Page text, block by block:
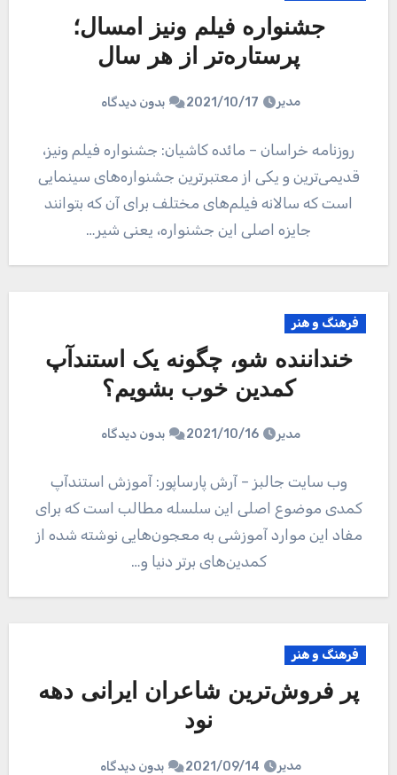
جشنواره فیلم ونیز امسال؛
پرستاره‌تر از هر سال
مدیر 2021/10/17 بدون دیدگاه
روزنامه خراسان – مائده کاشیان: جشنواره فیلم ونیز،
قدیمی‌ترین و یکی از معتبرترین جشنواره‌های سینمایی
است که سالانه فیلم‌های مختلف برای آن که بتوانند
جایزه اصلی این جشنواره، یعنی شیر…
فرهنگ و هنر
خنداننده شو، چگونه یک استندآپ
کمدین خوب بشویم؟
مدیر 2021/10/16 بدون دیدگاه
وب سایت جالبز – آرش پارساپور: آموزش استندآپ
کمدی موضوع اصلی این سلسله مطالب است که برای
مفاد این موارد آموزشی به معجون‌هایی نوشته شده از
کمدین‌های برتر دنیا و…
فرهنگ و هنر
پر فروش‌ترین شاعران ایرانی دهه
نود
مدیر 2021/09/14 بدون دیدگاه